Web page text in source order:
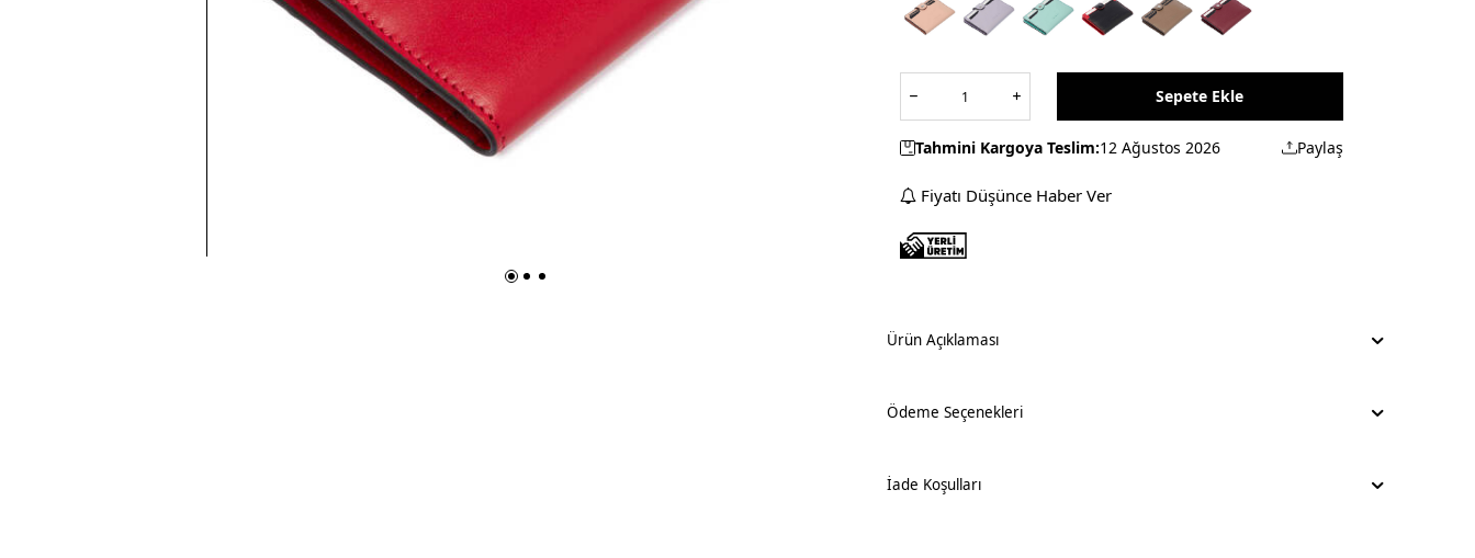
Sepete Ekle
Tahmini Kargoya Teslim:12 Ağustos 2026 Paylaş
Fiyatı Düşünce Haber Ver
Ürün Açıklaması
Ödeme Seçenekleri
İade Koşulları